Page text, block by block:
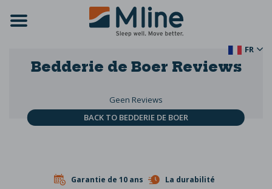
FR
Bedderie de Boer Reviews
Geen Reviews
BACK TO BEDDERIE DE BOER
Garantie de 10 ans La durabilité